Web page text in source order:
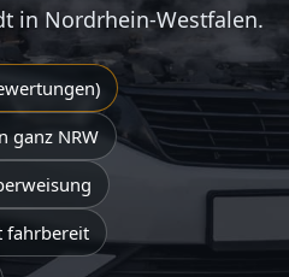
in Nordrhein-Westfalen.
ganz NRW
fahrbereit